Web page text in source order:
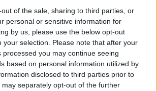
of the sale, sharing to third parties, or
personal or sensitive information for
by us, please use the below opt-out
your selection. Please note that after your
processed you may continue seeing
based on personal information utilized by
disclosed to third parties prior to
separately opt-out of the further
σταδρομολογίατωνμέσων
ισχύουν σήμερα25η
εθνικής εορτής.